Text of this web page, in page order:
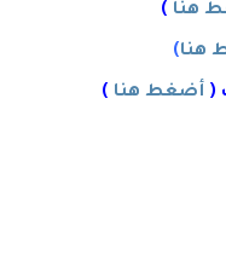
هنا )
هنا)
( أضغط هنا )